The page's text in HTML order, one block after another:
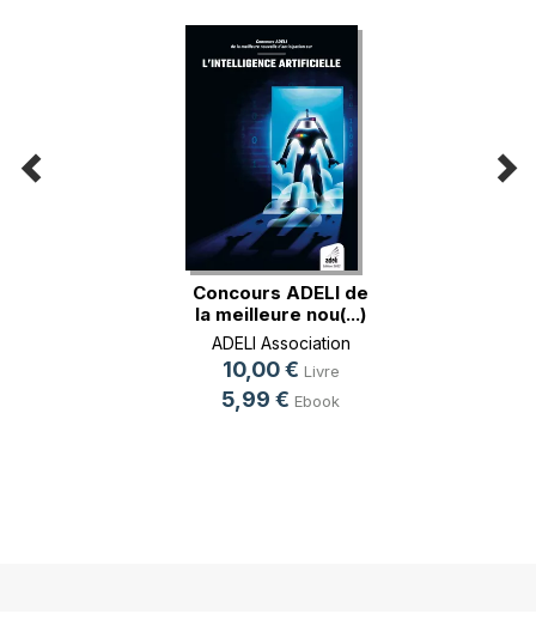
Concours ADELI de
la meilleure nou(...)
ADELI Association
10,00 € Livre
5,99 € Ebook